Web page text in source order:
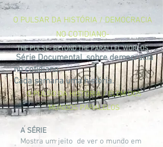
O PULSAR DA HISTÓRIA / DEMOCRACIA
NO COTIDIANO-
Série Documental sobre democracia
no cotidiano,
Cada semana uma história.
THE PULSE- BEYOND THE PARALLEL WORLDS
O PULSO DA HISTÓRIA / ELEM DOS
MUNDOS PARALELOS
A SÉRIE
Mostra um jeito de ver o mundo em